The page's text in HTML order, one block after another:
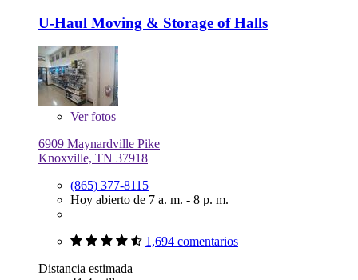
U-Haul Moving & Storage of Halls
Verfotos
6909 Maynardville Pike
Knoxville, TN 37918
(865) 377-8115
Hoy abierto de 7 a. m. - 8 p. m.
1,694 comentarios
Distancia estimada